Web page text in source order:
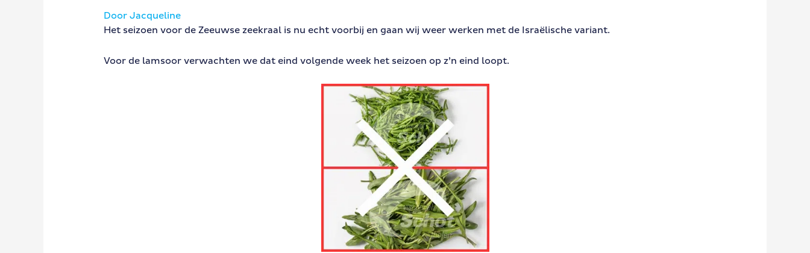
DoorJacqueline
Het seizoen voor de Zeeuwse zeekraal is nu echt voorbij en gaan wij weer werken met de Israëlische variant.
Voor de lamsoor verwachten we dat eind volgende week het seizoen op z’n eind loopt.